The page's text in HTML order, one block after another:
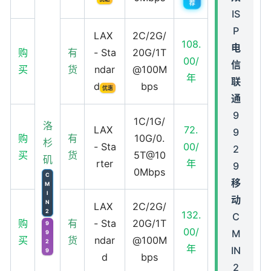
洛
杉
矶
C
M
I
N
2
9
9
2
9
荐
IS
P
电
信
联
通
9
9
2
9
移
动
C
M
IN
2
购
买
有
货
LAX
- Sta
ndar
d 优惠
2C/2G/
20G/1T
@100M
bps
108.
00/
年
购
买
有
货
LAX
- Sta
rter
1C/1G/
10G/0.
5T@10
0Mbps
72.
00/
年
购
买
有
货
LAX
- Sta
ndar
d
2C/2G/
20G/1T
@100M
bps
132.
00/
年